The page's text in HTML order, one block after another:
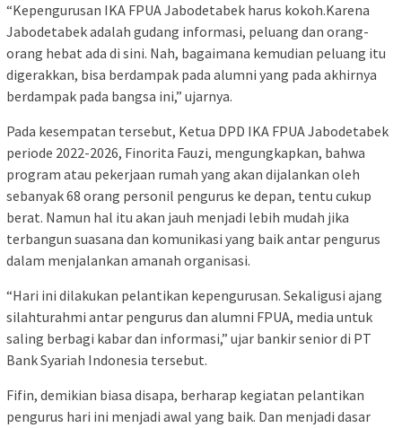
“Kepengurusan IKA FPUA Jabodetabek harus kokoh.Karena
Jabodetabek adalah gudang informasi, peluang dan orang-
orang hebat ada di sini. Nah, bagaimana kemudian peluang itu
digerakkan, bisa berdampak pada alumni yang pada akhirnya
berdampak pada bangsa ini,” ujarnya.
Pada kesempatan tersebut, Ketua DPD IKA FPUA Jabodetabek
periode 2022-2026, Finorita Fauzi, mengungkapkan, bahwa
program atau pekerjaan rumah yang akan dijalankan oleh
sebanyak 68 orang personil pengurus ke depan, tentu cukup
berat. Namun hal itu akan jauh menjadi lebih mudah jika
terbangun suasana dan komunikasi yang baik antar pengurus
dalam menjalankan amanah organisasi.
“Hari ini dilakukan pelantikan kepengurusan. Sekaligusi ajang
silahturahmi antar pengurus dan alumni FPUA, media untuk
saling berbagi kabar dan informasi,” ujar bankir senior di PT
Bank Syariah Indonesia tersebut.
Fifin, demikian biasa disapa, berharap kegiatan pelantikan
pengurus hari ini menjadi awal yang baik. Dan menjadi dasar